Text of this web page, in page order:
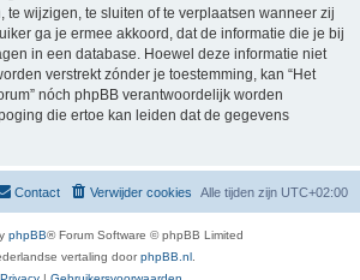
te wijzigen, te sluiten of te verplaatsen wanneer zij
ga je ermee akkoord, dat de informatie die je bij
in een database. Hoewel deze informatie niet
verstrekt zónder je toestemming, kan “Het
nóch phpBB verantwoordelijk worden
die ertoe kan leiden dat de gegevens
Alle tijden zijn UTC+02:00
Verwijder cookies
Contact
phpBB® Forum Software © phpBB Limited
vertaling doorphpBB.nl